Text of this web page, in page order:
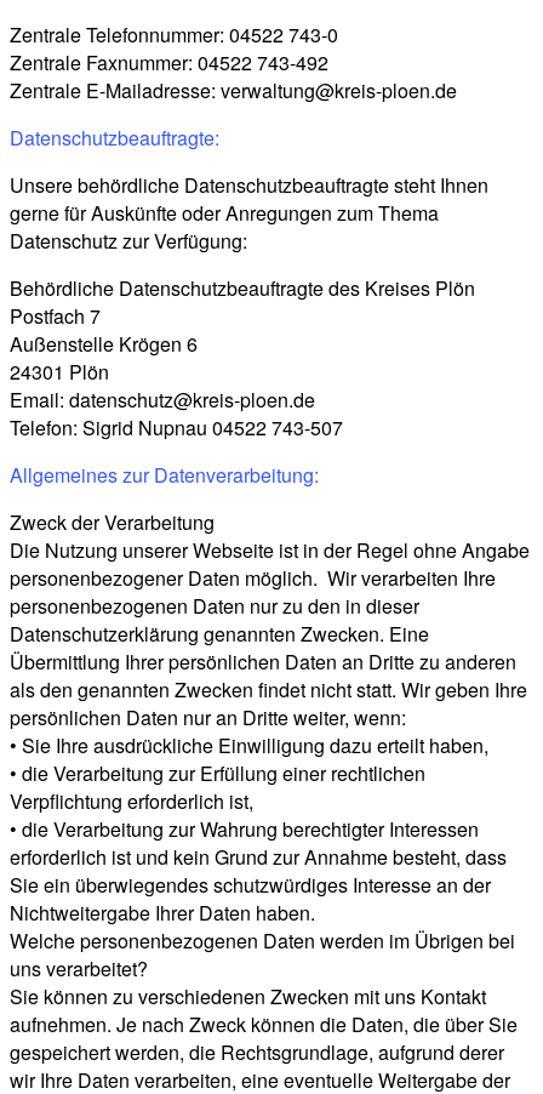
Zentrale Telefonnummer: 04522 743-0
Zentrale Faxnummer: 04522 743-492
Zentrale E-Mailadresse: verwaltung@kreis-ploen.de
Datenschutzbeauftragte:
Unsere behördliche Datenschutzbeauftragte steht Ihnen
gerne für Auskünfte oder Anregungen zum Thema
Datenschutz zur Verfügung:
Behördliche Datenschutzbeauftragte des Kreises Plön
Postfach 7
Außenstelle Krögen 6
24301 Plön
Email: datenschutz@kreis-ploen.de
Telefon: Sigrid Nupnau 04522 743-507
Allgemeines zur Datenverarbeitung:
Zweck der Verarbeitung
Die Nutzung unserer Webseite ist in der Regel ohne Angabe
personenbezogener Daten möglich. Wir verarbeiten Ihre
personenbezogenen Daten nur zu den in dieser
Datenschutzerklärung genannten Zwecken. Eine
Übermittlung Ihrer persönlichen Daten an Dritte zu anderen
als den genannten Zwecken findet nicht statt. Wir geben Ihre
persönlichen Daten nur an Dritte weiter, wenn:
• Sie Ihre ausdrückliche Einwilligung dazu erteilt haben,
• die Verarbeitung zur Erfüllung einer rechtlichen
Verpflichtung erforderlich ist,
• die Verarbeitung zur Wahrung berechtigter Interessen
erforderlich ist und kein Grund zur Annahme besteht, dass
Sie ein überwiegendes schutzwürdiges Interesse an der
Nichtweitergabe Ihrer Daten haben.
Welche personenbezogenen Daten werden im Übrigen bei
uns verarbeitet?
Sie können zu verschiedenen Zwecken mit uns Kontakt
aufnehmen. Je nach Zweck können die Daten, die über Sie
gespeichert werden, die Rechtsgrundlage, aufgrund derer
wir Ihre Daten verarbeiten, eine eventuelle Weitergabe der